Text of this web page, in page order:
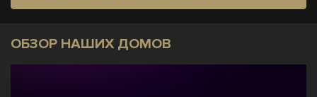
ОБЗОР НАШИХ ДОМОВ